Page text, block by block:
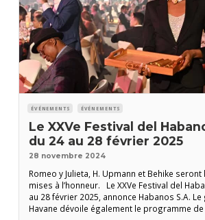
ÉVÉNEMENTS ÉVÉNEMENTS
Le XXVe Festival del
du 24 au 28 février 2025
28 novembre 2024
Romeo y Julieta, H. Upmann et Behike
mises à l’honneur. Le XXVe Festival del
au 28 février 2025, annonce Habanos S.A.
Havane dévoile également le programme de